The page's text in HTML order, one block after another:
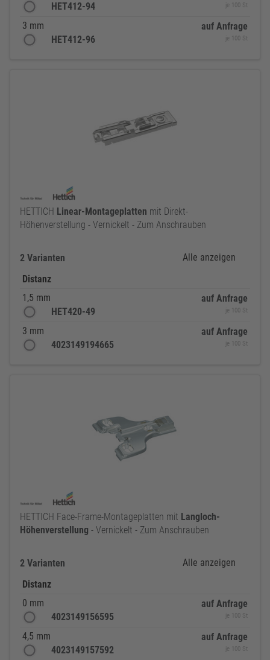
HET412-94
je 100 St
3 mm
HET412-96
auf Anfrage
je 100 St
HETTICH Linear-Montageplatten mit Direkt-
Höhenverstellung - Vernickelt - Zum Anschrauben
2 Varianten
Alle anzeigen
Distanz
1,5 mm
HET420-49
auf Anfrage
je 100 St
3 mm
4023149194665
auf Anfrage
je 100 St
HETTICH Face-Frame-Montageplatten mit Langloch-
Höhenverstellung - Vernickelt - Zum Anschrauben
2 Varianten
Alle anzeigen
Distanz
0 mm
4023149156595
auf Anfrage
je 100 St
4,5 mm
4023149157592
auf Anfrage
je 100 St